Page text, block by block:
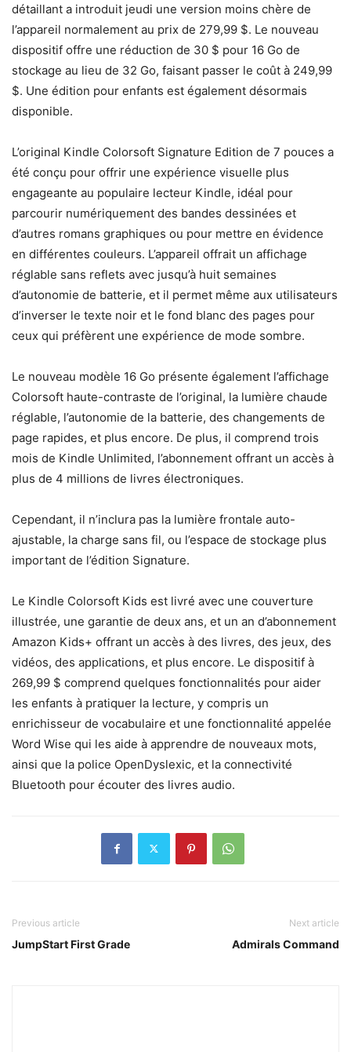
détaillant a introduit jeudi une version moins chère de
l’appareil normalement au prix de 279,99 $. Le nouveau
dispositif offre une réduction de 30 $ pour 16 Go de
stockage au lieu de 32 Go, faisant passer le coût à 249,99
$. Une édition pour enfants est également désormais
disponible.
L’original Kindle Colorsoft Signature Edition de 7 pouces a
été conçu pour offrir une expérience visuelle plus
engageante au populaire lecteur Kindle, idéal pour
parcourir numériquement des bandes dessinées et
d’autres romans graphiques ou pour mettre en évidence
en différentes couleurs. L’appareil offrait un affichage
réglable sans reflets avec jusqu’à huit semaines
d’autonomie de batterie, et il permet même aux utilisateurs
d’inverser le texte noir et le fond blanc des pages pour
ceux qui préfèrent une expérience de mode sombre.
Le nouveau modèle 16 Go présente également l’affichage
Colorsoft haute-contraste de l’original, la lumière chaude
réglable, l’autonomie de la batterie, des changements de
page rapides, et plus encore. De plus, il comprend trois
mois de Kindle Unlimited, l’abonnement offrant un accès à
plus de 4 millions de livres électroniques.
Cependant, il n’inclura pas la lumière frontale auto-
ajustable, la charge sans fil, ou l’espace de stockage plus
important de l’édition Signature.
Le Kindle Colorsoft Kids est livré avec une couverture
illustrée, une garantie de deux ans, et un an d’abonnement
Amazon Kids+ offrant un accès à des livres, des jeux, des
vidéos, des applications, et plus encore. Le dispositif à
269,99 $ comprend quelques fonctionnalités pour aider
les enfants à pratiquer la lecture, y compris un
enrichisseur de vocabulaire et une fonctionnalité appelée
Word Wise qui les aide à apprendre de nouveaux mots,
ainsi que la police OpenDyslexic, et la connectivité
Bluetooth pour écouter des livres audio.
Previous article
JumpStart First Grade
Next article
Admirals Command